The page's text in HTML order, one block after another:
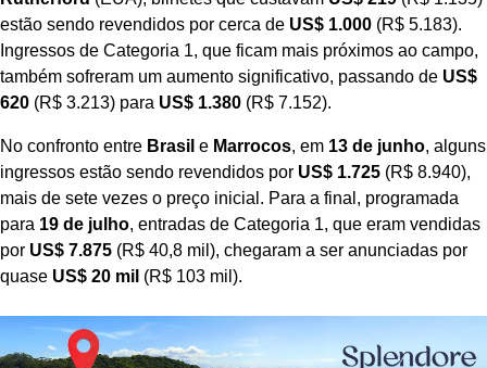
estão sendo revendidos por cerca de US$ 1.000 (R$ 5.183).
Ingressos de Categoria 1, que ficam mais próximos ao campo,
também sofreram um aumento significativo, passando de US$
620 (R$ 3.213) para US$ 1.380 (R$ 7.152).
No confronto entre Brasil e Marrocos, em 13 de junho, alguns
ingressos estão sendo revendidos por US$ 1.725 (R$ 8.940),
mais de sete vezes o preço inicial. Para a final, programada
para 19 de julho, entradas de Categoria 1, que eram vendidas
por US$ 7.875 (R$ 40,8 mil), chegaram a ser anunciadas por
quase US$ 20 mil (R$ 103 mil).